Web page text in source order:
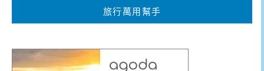
旅行萬用幫手